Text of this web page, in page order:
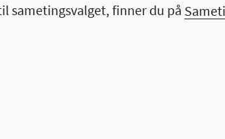
sametingsvalget, finner du på